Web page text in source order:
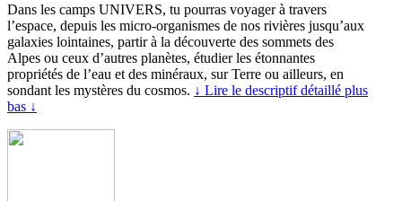
Dans les camps UNIVERS, tu pourras voyager à travers
l’espace, depuis les micro-organismes de nos rivières jusqu’aux
galaxies lointaines, partir à la découverte des sommets des
Alpes ou ceux d’autres planètes, étudier les étonnantes
propriétés de l’eau et des minéraux, sur Terre ou ailleurs, en
sondant les mystères du cosmos. ↓ Lire le descriptif détaillé plus
bas ↓